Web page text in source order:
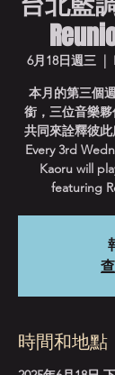
6月18日週三
  |
本月的第三個
銜，三位音樂
共同來詮釋彼
Every 3rd
Kaoru will
featuring
時間和地點